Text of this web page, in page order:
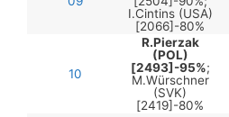
I.Cintins (USA)
[2066]-80%
10
R.Pierzak
(POL)
[2493]-95%;
M.Würschner
(SVK)
[2419]-80%